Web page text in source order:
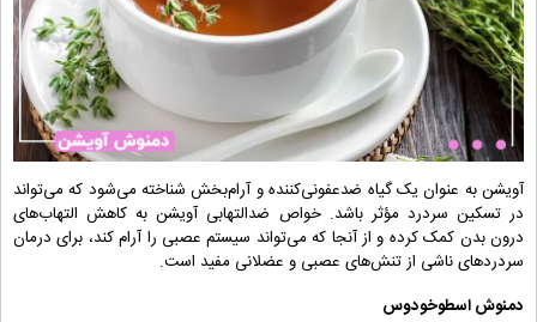
آویشن به عنوان یک گیاه ضدعفونی‌کننده و آرام‌بخش شناخته می‌شود که می‌تواند
در تسکین سردرد مؤثر باشد. خواص ضدالتهابی آویشن به کاهش التهاب‌های
درون بدن کمک کرده و از آنجا که می‌تواند سیستم عصبی را آرام کند، برای درمان
سردردهای ناشی از تنش‌های عصبی و عضلانی مفید است.
دمنوش اسطوخودوس